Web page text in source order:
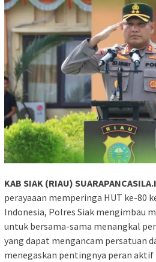
KAB SIAK (RIAU)
perayaaan memperinga HUT ke-80
Indonesia, Polres Siak mengimbau
untuk bersama-sama menangkal
yang dapat mengancam persatuan
menegaskan pentingnya peran